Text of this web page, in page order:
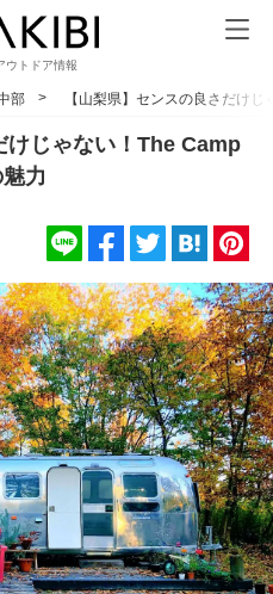
ウトドア情報
部 【山梨県】センスの良さだけ
けじゃない！The Camp
力